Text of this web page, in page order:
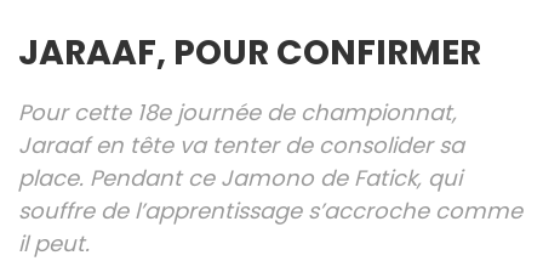
JARAAF, POUR CONFIRMER
Pour cette 18e journée de championnat,
Jaraaf en tête va tenter de consolider sa
place. Pendant ce Jamono de Fatick, qui
souffre de l’apprentissage s’accroche comme
il peut.